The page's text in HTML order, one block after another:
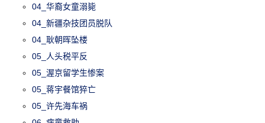
04_华裔女童溺毙
04_新疆杂技团员脱队
04_耿朝晖坠楼
05_人头税平反
05_渥京留学生惨案
05_蒋宇餐馆猝亡
05_许先海车祸